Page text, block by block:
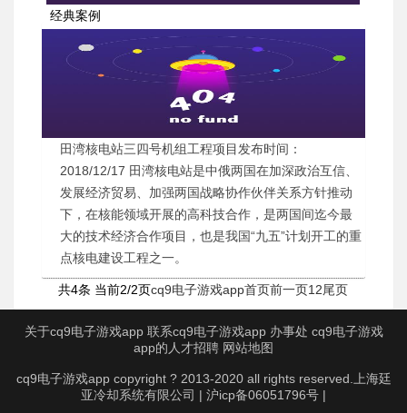
经典案例
田湾核电站三四号机组工程项目发布时间：
2018/12/17 田湾核电站是中俄两国在加深政治互信、
发展经济贸易、加强两国战略协作伙伴关系方针推动
下，在核能领域开展的高科技合作，是两国间迄今最
大的技术经济合作项目，也是我国“九五”计划开工的重
点核电建设工程之一。
共4条 当前2/2页cq9电子游戏app首页前一页1 2尾页
关于cq9电子游戏app 联系cq9电子游戏app 办事处 cq9电子游戏
app的人才招聘 网站地图
cq9电子游戏app copyright ? 2013-2020 all rights reserved.上海廷
亚冷却系统有限公司 | 沪icp备06051796号 |